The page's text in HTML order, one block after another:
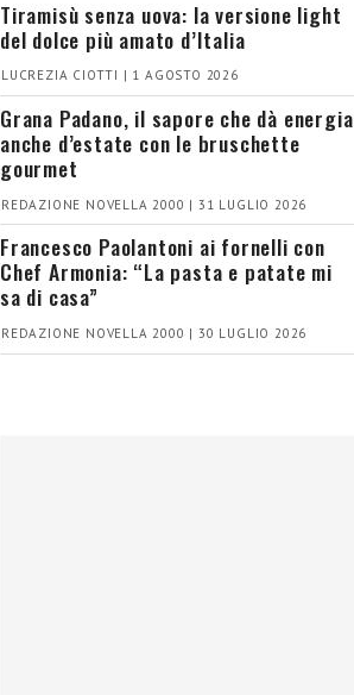
Tiramisù senza uova: la versione light
del dolce più amato d’Italia
LUCREZIA CIOTTI | 1 AGOSTO 2026
Grana Padano, il sapore che dà energia
anche d’estate con le bruschette
gourmet
REDAZIONE NOVELLA 2000 | 31 LUGLIO 2026
Francesco Paolantoni ai fornelli con
Chef Armonia: “La pasta e patate mi
sa di casa”
REDAZIONE NOVELLA 2000 | 30 LUGLIO 2026